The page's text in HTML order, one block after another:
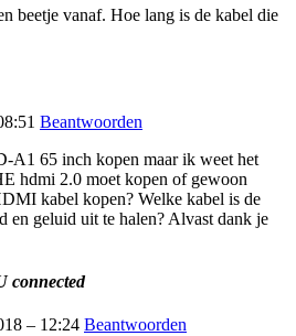
beetje vanaf. Hoe lang is de kabel die
Beantwoorden
A1 65 inch kopen maar ik weet het
hdmi 2.0 moet kopen of gewoon
kabel kopen? Welke kabel is de
en geluid uit te halen? Alvast dank je
connected
– 12:24 Beantwoorden